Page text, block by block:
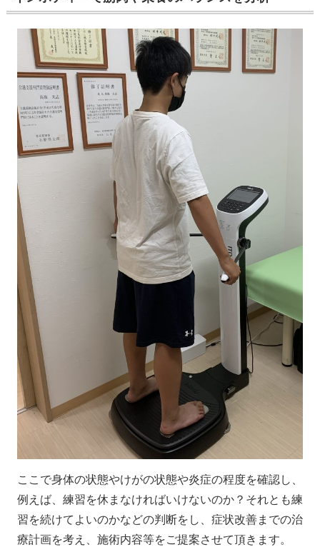
ここで身体の状態やけがの状態や炎症の程度を確認し、
例えば、練習を休まなければいけないのか？それとも練
習を続けてよいのかなどの判断をし、症状改善までの治
療計画を考え、施術内容等をご提案させて頂きます。